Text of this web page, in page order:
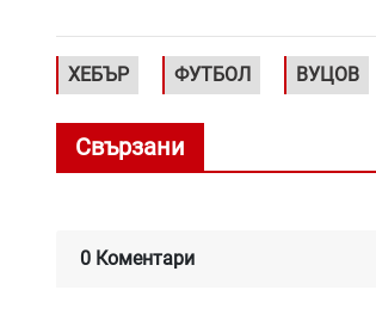
ХЕБЪР ФУТБОЛ ВУЦОВ
Свързани
0 Коментари